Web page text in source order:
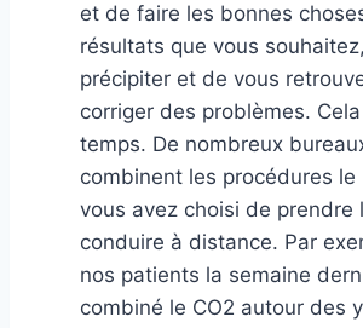
et de faire les bonnes
résultats que vous
précipiter et de vous
corriger des problèmes.
temps. De nombreux
combinent les procédures le
vous avez choisi de prendre
conduire à distance. Par
nos patients la semaine
combiné le CO2 autour des